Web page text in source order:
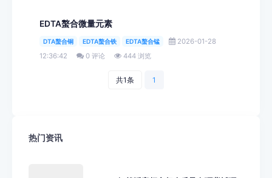
EDTA螯合微量元素
DTA螯合铜 EDTA螯合铁 EDTA螯合锰
2026-01-28
12:36:42
0 评论 444 浏览
共1条 1
热门资讯